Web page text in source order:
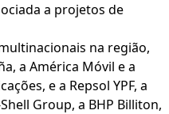
a projetos de
na região,
a América Móvil e a
e a Repsol YPF, a
Group, a BHP Billiton,